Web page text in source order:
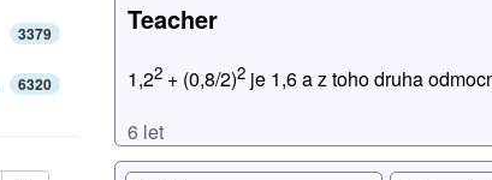
Teacher
1,22+ (0,8/2)2je 1,6 a z toho druha
6 let
3379
6320